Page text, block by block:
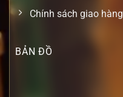
Chính sách giao hàng
BẢN ĐỒ